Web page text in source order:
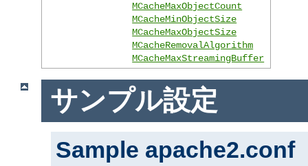
MCacheMaxObjectCount
MCacheMinObjectSize
MCacheMaxObjectSize
MCacheRemovalAlgorithm
MCacheMaxStreamingBuffer
サンプル設定
Sample apache2.conf